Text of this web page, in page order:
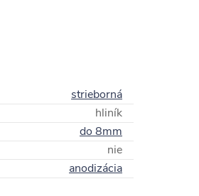
strieborná
hliník
do 8mm
nie
anodizácia